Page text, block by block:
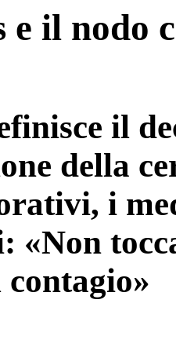
e il nodo
il
della
i
«Non